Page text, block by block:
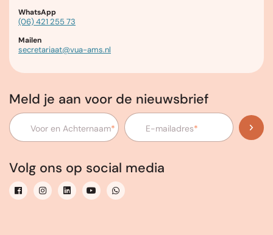
WhatsApp
(06) 421 255 73
Mailen
secretariaat@vua-ams.nl
Meld je aan voor de nieuwsbrief
Voor en Achternaam* E-mailadres*
Volg ons op social media